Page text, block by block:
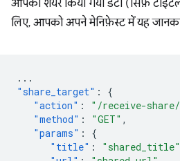
आपको शेयर किया गया डेटा (सिर्फ़
लिए, आपको अपने मेनिफ़ेस्ट में यह
...
"share_target" :
{
"action" : "/receive-
"method" : "GET" ,
"params" :
{
"title" : "shared_title"